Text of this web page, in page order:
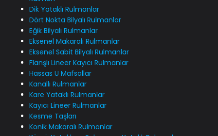
Dik Yataklı Rulmanlar
Dört Nokta Bilyalı Rulmanlar
Eğik Bilyalı Rulmanlar
Eksenel Makaralı Rulmanlar
Eksenel Sabit Bilyalı Rulmanlar
Flanşlı Lineer Kayıcı Rulmanlar
Hassas U Mafsallar
Kanallı Rulmanlar
Kare Yataklı Rulmanlar
Kayıcı Lineer Rulmanlar
Kesme Taşları
Konik Makaralı Rulmanlar